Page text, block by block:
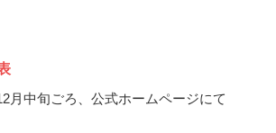
月中旬ごろ、公式ホームページにて